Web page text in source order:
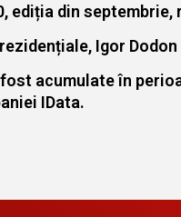
din septembrie,
Igor Dodon
acumulate în
IData.